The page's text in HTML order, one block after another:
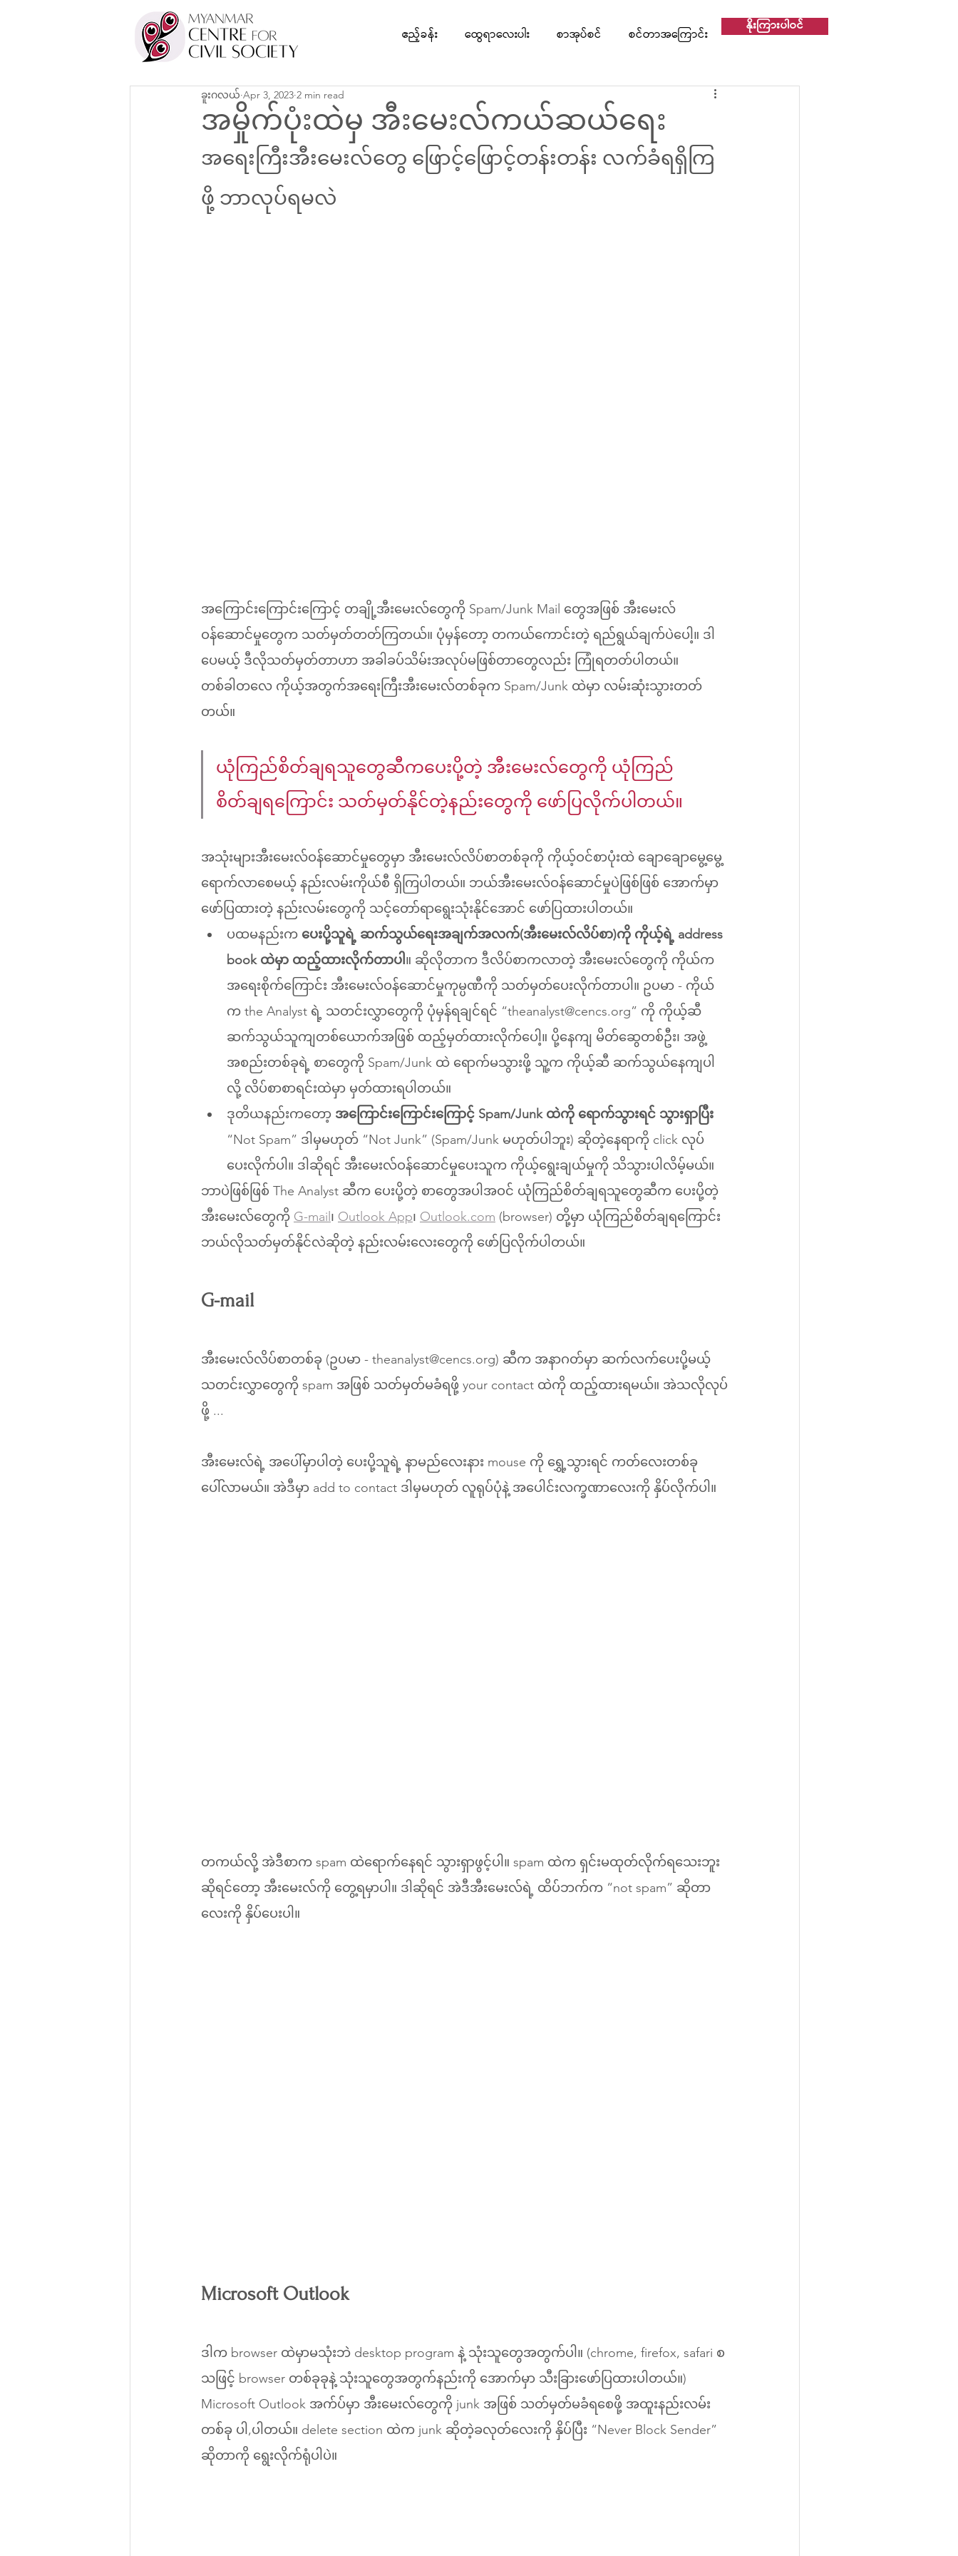
ဧည့်ခန်း ထွေရာလေးပါး စာအုပ်စင် စင်တာအကြောင်း နိုးကြားပါဝင်
အမှိုက်ပုံးထဲမှ အီးမေးလ်ကယ်ဆယ်ရေး
ခူးဂလယ် Apr 3, 2023 2 min read
အရေးကြီးအီးမေးလ်တွေ ဖြောင့်ဖြောင့်တန်းတန်း လက်ခံရရှိကြ
ဖို့ ဘာလုပ်ရမလဲ
အကြောင်းကြောင်းကြောင့် တချို့အီးမေးလ်တွေကို Spam/Junk Mail တွေအဖြစ် အီးမေးလ်
ဝန်ဆောင်မှုတွေက သတ်မှတ်တတ်ကြတယ်။ ပုံမှန်တော့ တကယ်ကောင်းတဲ့ ရည်ရွယ်ချက်ပဲပေါ့။ ဒါ
ပေမယ့် ဒီလိုသတ်မှတ်တာဟာ အခါခပ်သိမ်းအလုပ်မဖြစ်တာတွေလည်း ကြုံရတတ်ပါတယ်။
တစ်ခါတလေ ကိုယ့်အတွက်အရေးကြီးအီးမေးလ်တစ်ခုက Spam/Junk ထဲမှာ လမ်းဆုံးသွားတတ်
တယ်။
ယုံကြည်စိတ်ချရသူတွေဆီကပေးပို့တဲ့ အီးမေးလ်တွေကို ယုံကြည်
စိတ်ချရကြောင်း သတ်မှတ်နိုင်တဲ့နည်းတွေကို ဖော်ပြလိုက်ပါတယ်။
အသုံးများအီးမေးလ်ဝန်ဆောင်မှုတွေမှာ အီးမေးလ်လိပ်စာတစ်ခုကို ကိုယ့်ဝင်စာပုံးထဲ ချောချောမွေ့မွေ့
ရောက်လာစေမယ့် နည်းလမ်းကိုယ်စီ ရှိကြပါတယ်။ ဘယ်အီးမေးလ်ဝန်ဆောင်မှုပဲဖြစ်ဖြစ် အောက်မှာ
ဖော်ပြထားတဲ့ နည်းလမ်းတွေကို သင့်တော်ရာရွေးသုံးနိုင်အောင် ဖော်ပြထားပါတယ်။
ပထမနည်းက ပေးပို့သူရဲ့ ဆက်သွယ်ရေးအချက်အလက်(အီးမေးလ်လိပ်စာ)ကို ကိုယ့်ရဲ့ address
book ထဲမှာ ထည့်ထားလိုက်တာပါ ။ ဆိုလိုတာက ဒီလိပ်စာကလာတဲ့ အီးမေးလ်တွေကို ကိုယ်က
အရေးစိုက်ကြောင်း အီးမေးလ်ဝန်ဆောင်မှုကုမ္ပဏီကို သတ်မှတ်ပေးလိုက်တာပါ။ ဥပမာ - ကိုယ်
က the Analyst ရဲ့ သတင်းလွှာတွေကို ပုံမှန်ရချင်ရင် “theanalyst@cencs.org” ကို ကိုယ့်ဆီ
ဆက်သွယ်သူကျတစ်ယောက်အဖြစ် ထည့်မှတ်ထားလိုက်ပေါ့။ ပို့နေကျ မိတ်ဆွေတစ်ဦး၊ အဖွဲ့
အစည်းတစ်ခုရဲ့ စာတွေကို Spam/Junk ထဲ ‌ရောက်မသွားဖို့ သူ့က ကိုယ့်ဆီ ဆက်သွယ်နေကျပါ
လို့ လိပ်စာစာရင်းထဲမှာ မှတ်ထားရပါတယ်။
ဒုတိယနည်းကတော့ အကြောင်းကြောင်းကြောင့် Spam/Junk ထဲကို ရောက်သွားရင် သွားရှာပြီး
“Not Spam” ဒါမှမဟုတ် “Not Junk” (Spam/Junk မဟုတ်ပါဘူး) ဆိုတဲ့နေရာကို click လုပ်
ပေးလိုက်ပါ။ ဒါဆိုရင် အီးမေးလ်ဝန်ဆောင်မှုပေးသူက ကိုယ့်ရွေးချယ်မှုကို သိသွားပါလိမ့်မယ်။
ဘာပဲဖြစ်ဖြစ် The Analyst ဆီက ပေးပို့တဲ့ စာတွေအပါအဝင် ယုံကြည်စိတ်ချရသူတွေဆီက ပေးပို့တဲ့
အီးမေးလ်တွေကို G-mail ၊ Outlook App၊ Outlook.com (browser) တို့မှာ ယုံကြည်စိတ်ချရကြောင်း
ဘယ်လိုသတ်မှတ်နိုင်လဲဆိုတဲ့ နည်းလမ်းလေးတွေကို ဖော်ပြလိုက်ပါတယ်။
G-mail
အီးမေးလ်လိပ်စာတစ်ခု (ဥပမာ - theanalyst@cencs.org) ဆီက အနာဂတ်မှာ ဆက်လက်ပေးပို့မယ့်
သတင်းလွှာတွေကို spam အဖြစ် သတ်မှတ်မခံရဖို့ your contact ထဲကို ထည့်ထားရမယ်။ အဲသလိုလုပ်
ဖို့ ...
အီးမေးလ်ရဲ့ အပေါ်မှာပါတဲ့ ပေးပို့သူရဲ့ နာမည်လေးနား mouse ကို ရွှေ့သွားရင် ကတ်လေးတစ်ခု
ပေါ်လာမယ်။ အဲဒီမှာ add to contact ဒါမှမဟုတ် လူရုပ်ပုံနဲ့ အပေါင်းလက္ခဏာလေးကို နှိပ်လိုက်ပါ။
တကယ်လို့ အဲဒီစာက spam ထဲရောက်နေရင် သွားရှာဖွင့်ပါ။ spam ထဲက ရှင်းမထုတ်လိုက်ရသေးဘူး
ဆိုရင်တော့ အီးမေးလ်ကို တွေ့ရမှာပါ။ ဒါဆိုရင် အဲဒီအီးမေးလ်ရဲ့ ထိပ်ဘက်က “not spam” ဆိုတာ
လေးကို နှိပ်ပေးပါ။
Microsoft Outlook
ဒါက browser ထဲမှာမသုံးဘဲ desktop program နဲ့ သုံးသူတွေအတွက်ပါ။ (chrome, firefox, safari စ
သဖြင့် browser တစ်ခုခုနဲ့ သုံးသူတွေအတွက်နည်းကို အောက်မှာ သီးခြားဖော်ပြထားပါတယ်။)
Microsoft Outlook အက်ပ်မှာ အီးမေးလ်တွေကို junk အဖြစ် သတ်မှတ်မခံရစေဖို့ အထူးနည်းလမ်း
တစ်ခု ပါ,ပါတယ်။ delete section ထဲက junk ဆိုတဲ့ခလုတ်လေးကို နှိပ်ပြီး “Never Block Sender”
ဆိုတာကို ရွေးလိုက်ရုံပါပဲ။